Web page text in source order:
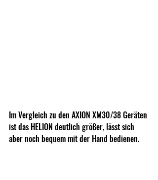
Im Vergleich zu den AXION XM30/38 Geräten
ist das HELION deutlich größer, lässt sich
aber noch bequem mit der Hand bedienen.